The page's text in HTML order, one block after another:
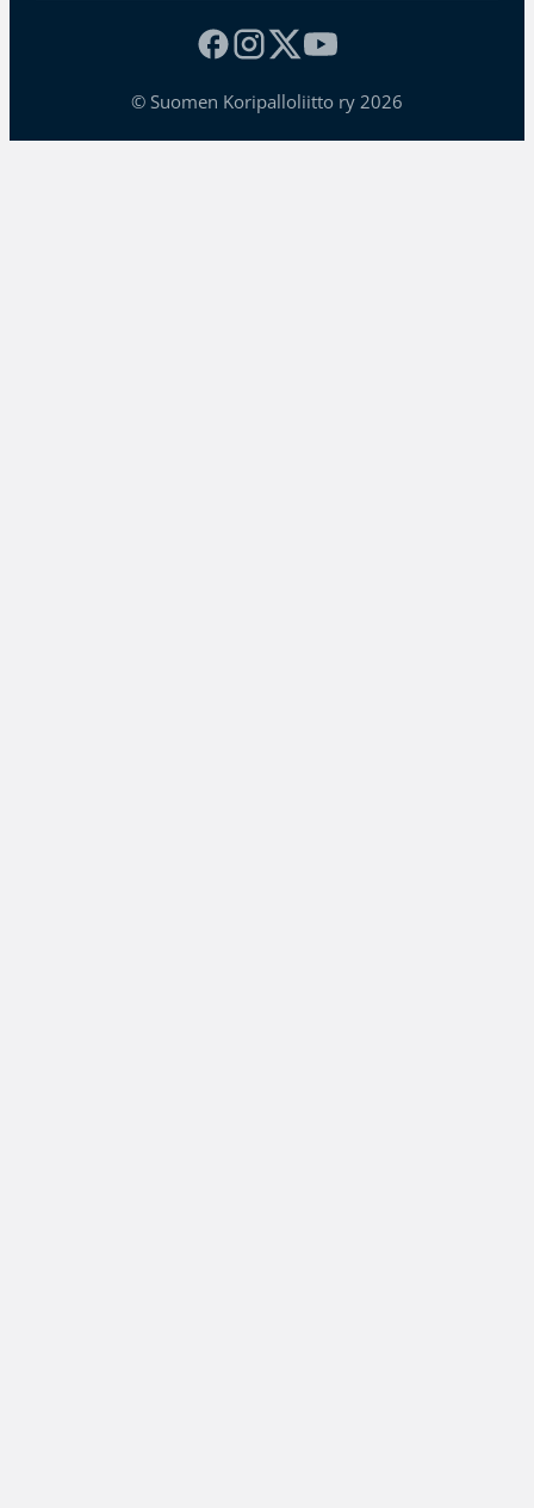
© Suomen Koripalloliitto ry 2026